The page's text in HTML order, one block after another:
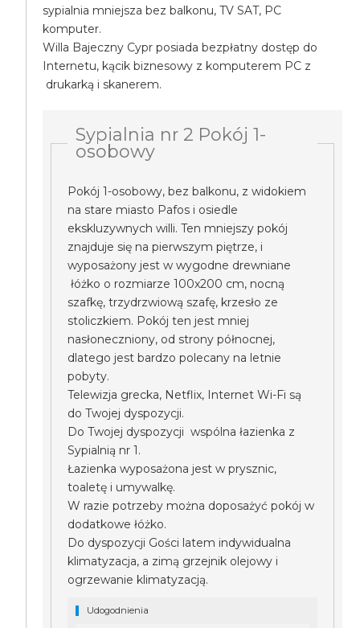
sypialnia mniejsza bez balkonu, TV SAT, PC
komputer.
Willa Bajeczny Cypr posiada bezpłatny dostęp do
Internetu, kącik biznesowy z komputerem PC z
drukarką i skanerem.
Sypialnia nr 2 Pokój 1-
osobowy
Pokój 1-osobowy, bez balkonu, z widokiem
na stare miasto Pafos i osiedle
ekskluzywnych willi. Ten mniejszy pokój
znajduje się na pierwszym piętrze, i
wyposażony jest w wygodne drewniane
łóżko o rozmiarze 100x200 cm, nocną
szafkę, trzydrzwiową szafę, krzesło ze
stoliczkiem. Pokój ten jest mniej
nasłoneczniony, od strony północnej,
dlatego jest bardzo polecany na letnie
pobyty.
Telewizja grecka, Netflix, Internet Wi-Fi są
do Twojej dyspozycji.
Do Twojej dyspozycji wspólna łazienka z
Sypialnią nr 1.
Łazienka wyposażona jest w prysznic,
toaletę i umywalkę.
W razie potrzeby można doposażyć pokój w
dodatkowe łóżko.
Do dyspozycji Gości latem indywidualna
klimatyzacja, a zimą grzejnik olejowy i
ogrzewanie klimatyzacją.
Udogodnienia